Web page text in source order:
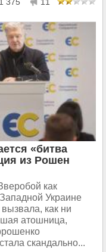
«битва
из Рошен
как
Украине
как ни
атошница,
скандально...